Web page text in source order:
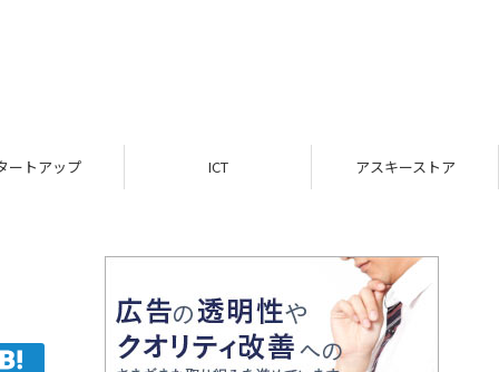
ICT アスキーストア インフォメーション